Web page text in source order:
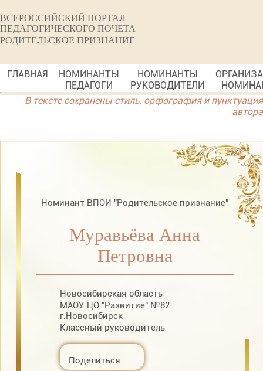
ВСЕРОССИЙСКИЙ ПОРТАЛ
ПЕДАГОГИЧЕСКОГО ПОЧЕТА
РОДИТЕЛЬСКОЕ ПРИЗНАНИЕ
ГЛАВНАЯ
НОМИНАНТЫ
ПЕДАГОГИ
НОМИНАНТЫ
РУКОВОДИТЕЛИ
В тексте сохранены стиль, орфография и пунктуация
автора
Номинант ВПОИ "Родительское признание"
Муравьёва Анна
Петровна
Новосибирская область
МАОУ ЦО "Развитие" №82
г.Новосибирск
Классный руководитель
Поделиться